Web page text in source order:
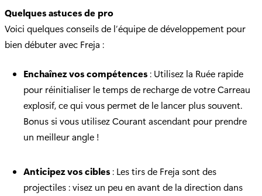
Quelques astuces de pro
Voici quelques conseils de l’équipe de développement pour
bien débuter avec Freja :
Enchaînez vos compétences : Utilisez la Ruée rapide
pour réinitialiser le temps de recharge de votre Carreau
explosif, ce qui vous permet de le lancer plus souvent.
Bonus si vous utilisez Courant ascendant pour prendre
un meilleur angle !
Anticipez vos cibles : Les tirs de Freja sont des
projectiles : visez un peu en avant de la direction dans